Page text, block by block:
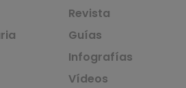
Revista
Guías
Infografías
Vídeos